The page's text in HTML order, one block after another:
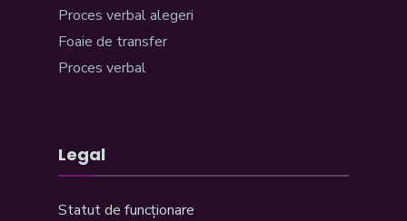
Proces verbal alegeri
Foaie de transfer
Proces verbal
Legal
Statut de funcționare